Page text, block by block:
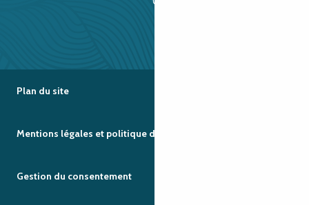
Plan du site
Mentions légales et politique de confidentialité
Gestion du consentement